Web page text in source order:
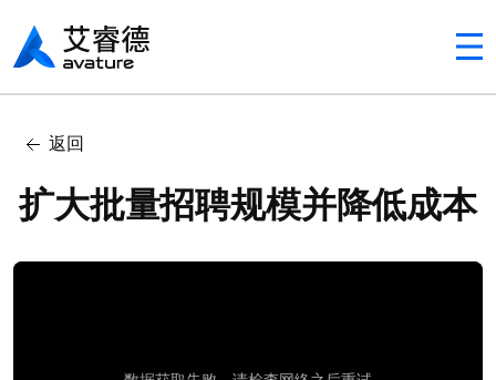
Avaturehcm
返回
扩大批量招聘规模并降低成本